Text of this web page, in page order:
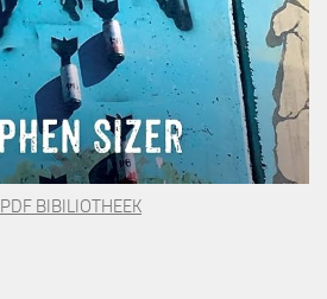
PDF BIBILIOTHEEK